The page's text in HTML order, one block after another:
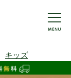
キッズ